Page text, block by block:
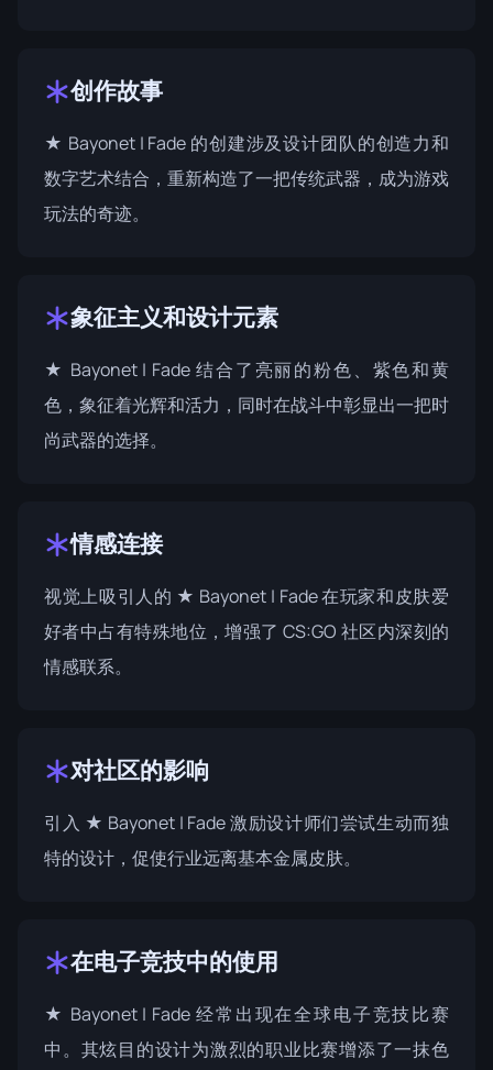
创作故事
★ Bayonet | Fade 的创建涉及设计团队的创造力和
数字艺术结合，重新构造了一把传统武器，成为游戏
玩法的奇迹。
象征主义和设计元素
★ Bayonet | Fade 结合了亮丽的粉色、紫色和黄
色，象征着光辉和活力，同时在战斗中彰显出一把时
尚武器的选择。
情感连接
视觉上吸引人的 ★ Bayonet | Fade 在玩家和皮肤爱
好者中占有特殊地位，增强了 CS:GO 社区内深刻的
情感联系。
对社区的影响
引入 ★ Bayonet | Fade 激励设计师们尝试生动而独
特的设计，促使行业远离基本金属皮肤。
在电子竞技中的使用
★ Bayonet | Fade 经常出现在全球电子竞技比赛
中。其炫目的设计为激烈的职业比赛增添了一抹色